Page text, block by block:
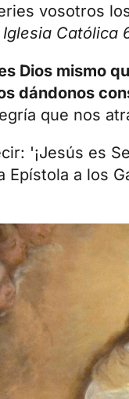
vosotros
Católica
Dios mismo
dándonos
que nos
'¡Jesús es
Epístola a los